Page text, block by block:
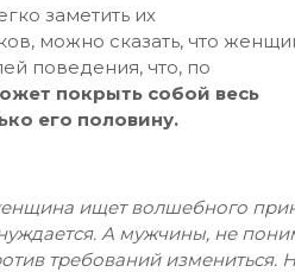
заметить их
можно сказать, что
поведения, что, по
покрыть собой весь
его половину.
ищет волшебного
А мужчины, не
требований измениться.